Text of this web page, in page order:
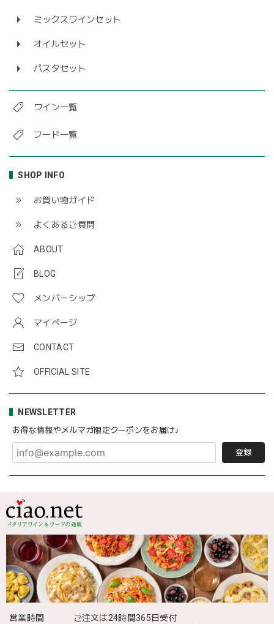
ミックスワインセット
オイルセット
パスタセット
ワイン一覧
フード一覧
SHOP INFO
お買い物ガイド
よくあるご質問
ABOUT
BLOG
メンバーシップ
マイページ
CONTACT
OFFICIAL SITE
NEWSLETTER
お得な情報やメルマガ限定クーポンをお届け♪
登録
営業時間
ご注文は24時間365日受付